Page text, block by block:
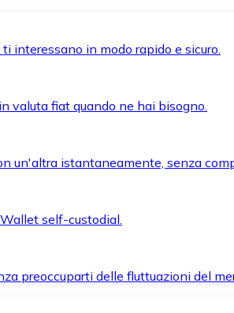
interessano in modo rapido e sicuro.
valuta fiat quando ne hai bisogno.
un'altra istantaneamente, senza
self-custodial.
preoccuparti delle fluttuazioni del